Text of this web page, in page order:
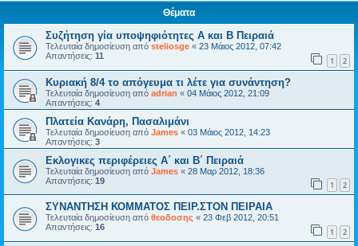
η
Θέματα
Συζήτηση γία υποψηφιότητες Α και Β Πειραιά
Τελευταία δημοσίευση από steliosge « 23 Μάιος 2012, 07:42
Απαντήσεις: 11 1 2
Κυριακή 8/4 το απόγευμα τι λέτε για συνάντηση?
Τελευταία δημοσίευση από adrian « 04 Μάιος 2012, 21:09
Απαντήσεις: 4
Πλατεία Κανάρη, Πασαλιμάνι
Τελευταία δημοσίευση από James « 03 Μάιος 2012, 14:23
Απαντήσεις: 3
Εκλογικες περιφέρειες Α΄ και Β΄ Πειραιά
Τελευταία δημοσίευση από James « 28 Μαρ 2012, 18:36
Απαντήσεις: 19 1 2
ΣΥΝΑΝΤΗΣΗ ΚΟΜΜΑΤΟΣ ΠΕΙΡ.ΣΤΟΝ ΠΕΙΡΑΙΑ
Τελευταία δημοσίευση από θεοδοσης « 23 Φεβ 2012, 20:51
Απαντήσεις: 16 1 2